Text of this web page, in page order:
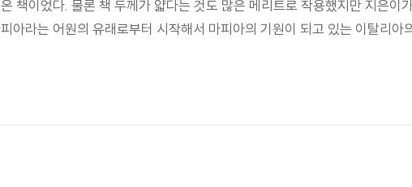
책이었다. 물론 책 두께가 얇다는 것도 많은 메리트로 작용했지만 지은이
라는 어원의 유래로부터 시작해서 마피아의 기원이 되고 있는 이탈리아